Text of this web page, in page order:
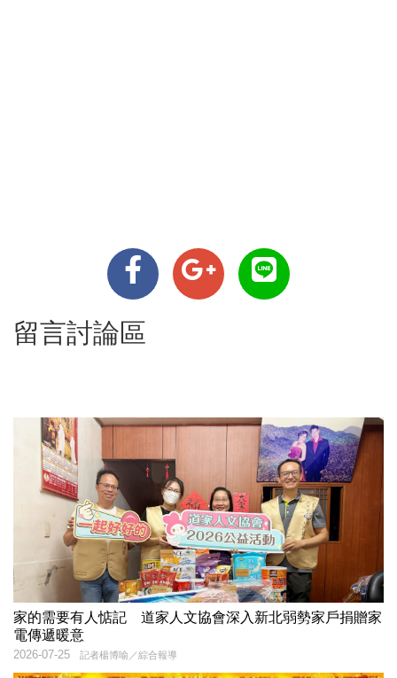
留言討論區
家的需要有人惦記 道家人文協會深入新北弱勢家戶捐贈家
電傳遞暖意
記者楊博喻／綜合報導
2026-07-25